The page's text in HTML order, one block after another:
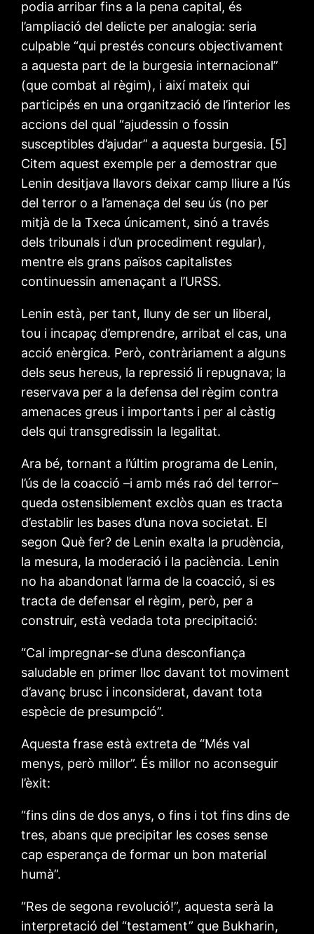
podia arribar fins a la pena capital, és
l’ampliació del delicte per analogia: seria
culpable “qui prestés concurs objectivament
a aquesta part de la burgesia internacional”
(que combat al règim), i així mateix qui
participés en una organització de l’interior les
accions del qual “ajudessin o fossin
susceptibles d’ajudar” a aquesta burgesia. [5]
Citem aquest exemple per a demostrar que
Lenin desitjava llavors deixar camp lliure a l’ús
del terror o a l’amenaça del seu ús (no per
mitjà de la Txeca únicament, sinó a través
dels tribunals i d’un procediment regular),
mentre els grans països capitalistes
continuessin amenaçant a l’URSS.
Lenin està, per tant, lluny de ser un liberal,
tou i incapaç d’emprendre, arribat el cas, una
acció enèrgica. Però, contràriament a alguns
dels seus hereus, la repressió li repugnava; la
reservava per a la defensa del règim contra
amenaces greus i importants i per al càstig
dels qui transgredissin la legalitat.
Ara bé, tornant a l’últim programa de Lenin,
l’ús de la coacció –i amb més raó del terror–
queda ostensiblement exclòs quan es tracta
d’establir les bases d’una nova societat. El
segon Què fer? de Lenin exalta la prudència,
la mesura, la moderació i la paciència. Lenin
no ha abandonat l’arma de la coacció, si es
tracta de defensar el règim, però, per a
construir, està vedada tota precipitació:
“Cal impregnar-se d’una desconfiança
saludable en primer lloc davant tot moviment
d’avanç brusc i inconsiderat, davant tota
espècie de presumpció”.
Aquesta frase està extreta de “Més val
menys, però millor”. És millor no aconseguir
l’èxit:
“fins dins de dos anys, o fins i tot fins dins de
tres, abans que precipitar les coses sense
cap esperança de formar un bon material
humà”.
“Res de segona revolució!”, aquesta serà la
interpretació del “testament” que Bukharin,